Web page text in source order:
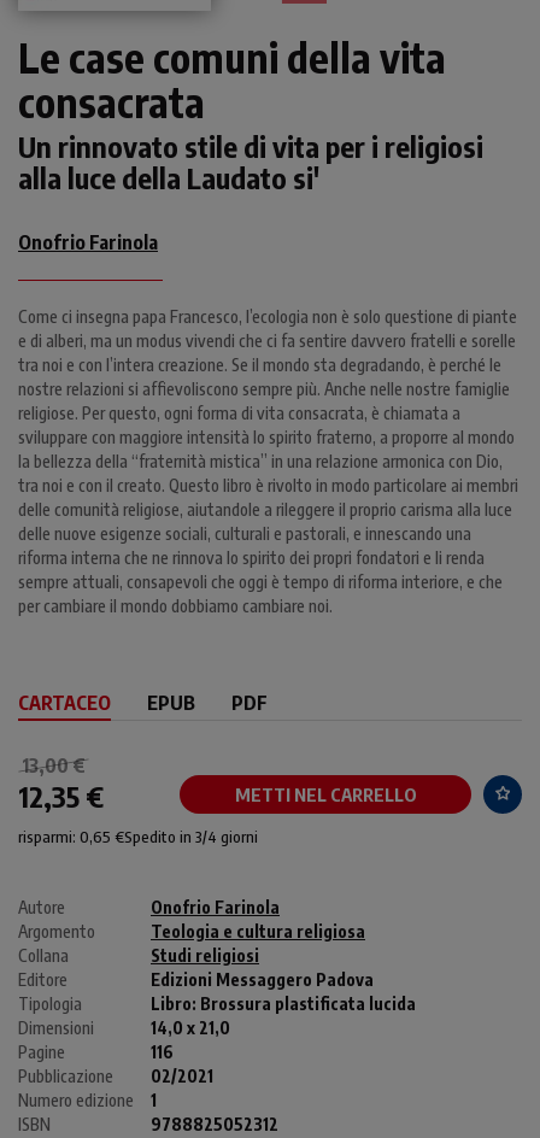
Le case comuni della vita
consacrata
Un rinnovato stile di vita per i religiosi
alla luce della Laudato si'
Onofrio Farinola
Come ci insegna papa Francesco, l’ecologia non è solo questione di piante
e di alberi, ma un modus vivendi che ci fa sentire davvero fratelli e sorelle
tra noi e con l’intera creazione. Se il mondo sta degradando, è perché le
nostre relazioni si affievoliscono sempre più. Anche nelle nostre famiglie
religiose. Per questo, ogni forma di vita consacrata, è chiamata a
sviluppare con maggiore intensità lo spirito fraterno, a proporre al mondo
la bellezza della “fraternità mistica” in una relazione armonica con Dio,
tra noi e con il creato. Questo libro è rivolto in modo particolare ai membri
delle comunità religiose, aiutandole a rileggere il proprio carisma alla luce
delle nuove esigenze sociali, culturali e pastorali, e innescando una
riforma interna che ne rinnova lo spirito dei propri fondatori e li renda
sempre attuali, consapevoli che oggi è tempo di riforma interiore, e che
per cambiare il mondo dobbiamo cambiare noi.
CARTACEO EPUB PDF
13,00 €
12,35 € METTI NEL CARRELLO
risparmi: 0,65 €Spedito in 3/4 giorni
Autore
Onofrio Farinola
Argomento
Teologia e cultura religiosa
Collana
Studi religiosi
Editore
Edizioni Messaggero Padova
Tipologia
Libro: Brossura plastificata lucida
Dimensioni
14,0 x 21,0
Pagine
116
Pubblicazione
02/2021
Numero edizione
1
ISBN
9788825052312